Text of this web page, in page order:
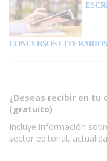
CONCURSOS LITERARIOS
¿Deseas recibir en tu
(gratuito)
Incluye información
sector editorial,